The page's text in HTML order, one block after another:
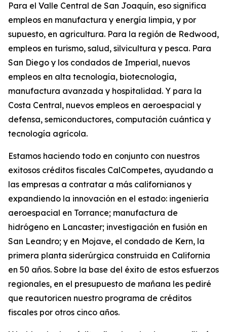
Para el Valle Central de San Joaquín, eso significa
empleos en manufactura y energía limpia, y por
supuesto, en agricultura. Para la región de Redwood,
empleos en turismo, salud, silvicultura y pesca. Para
San Diego y los condados de Imperial, nuevos
empleos en alta tecnología, biotecnología,
manufactura avanzada y hospitalidad. Y para la
Costa Central, nuevos empleos en aeroespacial y
defensa, semiconductores, computación cuántica y
tecnología agrícola.
Estamos haciendo todo en conjunto con nuestros
exitosos créditos fiscales CalCompetes, ayudando a
las empresas a contratar a más californianos y
expandiendo la innovación en el estado: ingeniería
aeroespacial en Torrance; manufactura de
hidrógeno en Lancaster; investigación en fusión en
San Leandro; y en Mojave, el condado de Kern, la
primera planta siderúrgica construida en California
en 50 años. Sobre la base del éxito de estos esfuerzos
regionales, en el presupuesto de mañana les pediré
que reautoricen nuestro programa de créditos
fiscales por otros cinco años.